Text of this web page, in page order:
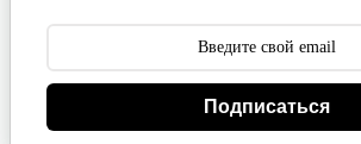
Подписаться